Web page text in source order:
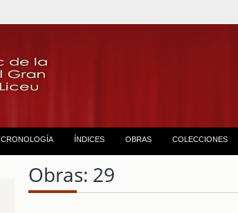
CRONOLOGÍA ÍNDICES OBRAS COLECCIONES
Obras: 29